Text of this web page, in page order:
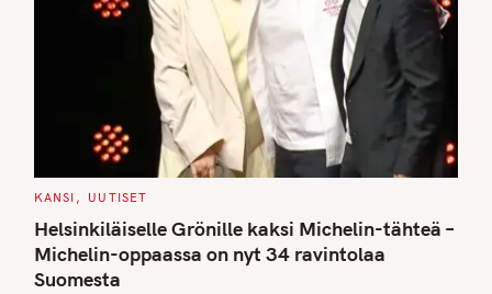
C
T
E
G
O
R
I
KANSI UUTISET
Helsinkiläiselle Grönille kaksi Michelin-tähteä –
Michelin-oppaassa on nyt 34 ravintolaa
Suomesta